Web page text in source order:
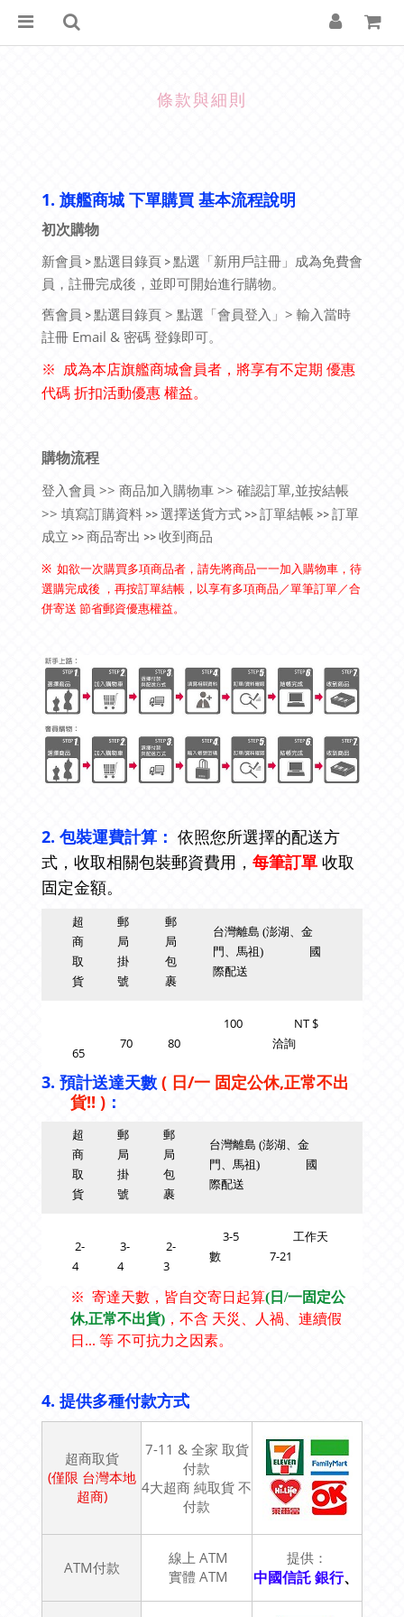
條款與細則
1. 旗艦商城 下單購買 基本流程說明
初次購物
新會員 > 點選目錄頁 >點選 「新用戶註冊」成為免費會
員， 註冊完成後 ， 並即可開始進行購物。
舊會員 >點選目錄頁 > 點選 「會員登入 」 > 輸入當時
註冊 Email & 密碼 登錄即可。
※
成為本店旗艦商城會員者，將享有不定期 優惠
代碼 折扣活動優惠 權益。
購物流程
登入會員 >> 商品加入購物車 >> 確認訂單,並按結帳
>> 填寫訂購資料 >> 選擇送貨方式 >> 訂單結帳 >> 訂單
成立 >> 商品寄出 >> 收到商品
※ 如欲一次購買多項商品者，請先將商品一一加入購物車 ，待
選購完成後 ， 再按訂單結帳 ，以享有多項商品／單筆訂單／合
併寄送 節省郵資優惠權益。
2. 包裝運費計算： 依照您所選擇的配送方
式 ， 收取相關包裝郵資費用， 每筆訂單 收取
固定金額。
超
商
取
貨
郵
局
掛
號
郵
局
包
裹
台灣離島 (澎湖
金
門
馬祖)
國
際配送
65
70 80
100 NT $
洽詢
3. 預計送達天數 ( 日/一 固定公休,正常不出
貨!! ) ：
超
商
取
貨
郵
局
掛
號
郵
局
包
裹
台灣離島 (澎湖
金
門
馬祖)
國
際配送
2-
4
3-
4
2-
3
3-5 工作天
數 7-21
※ 寄達天數，皆自交寄日 起算(日/一固定公
休,正常不出貨) ，不含 天災 人禍、連續假
日 ... 等 不可抗力之因素。
4. 提供多種付款方式
超商取貨
(僅限 台灣本地
超商)
7-11 & 全家 取貨
付款
4大超商 純取貨 不
付款
ATM付款
線上 ATM
實體 ATM
提供：
中國信託 銀行、